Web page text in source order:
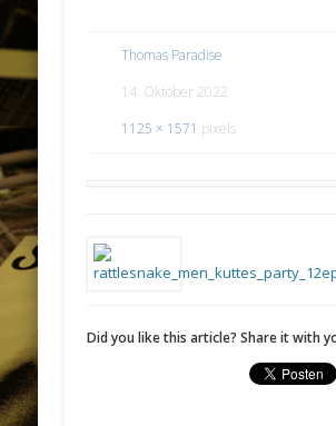
Thomas Paradise
14. Oktober 2022
1125 × 1571 pixels
Did you like this article? Share it with